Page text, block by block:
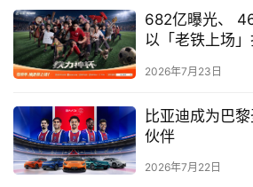
证了匹配的精准性。在线下，斗斗米
城市设立分公司，业务服务覆盖超
在线招聘服务，一站式灵活用工服务
岗位外包服务等多类型服务，覆盖多
客户快捷方便的高效招聘。
此外，为了给用户和客户带来更多价
了微猎头“火种计划”，以社交和裂变
682亿曝光、
以「老铁上场
2026年7月23日
比亚迪成为巴
伙伴
2026年7月22日